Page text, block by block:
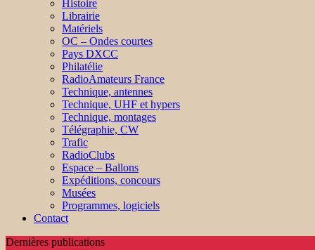
Histoire
Librairie
Matériels
OC – Ondes courtes
Pays DXCC
Philatélie
RadioAmateurs France
Technique, antennes
Technique, UHF et hypers
Technique, montages
Télégraphie, CW
Trafic
RadioClubs
Espace – Ballons
Expéditions, concours
Musées
Programmes, logiciels
Contact
Dernières publications